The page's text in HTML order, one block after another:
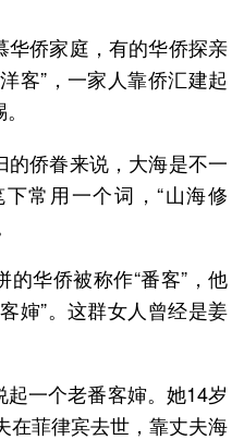
华侨家庭，有的华侨探亲
客”，一家人靠侨汇建起
侨眷来说，大海是不一
常用一个词，“山海修
华侨被称作“番客”，他
婶”。这群女人曾经是姜
一个老番客婶。她14岁
在菲律宾去世，靠丈夫海